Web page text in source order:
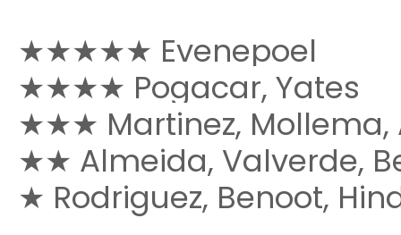
★★★★★ Evenepoel
★★★★ Pogacar, Yates
★★★ Martinez, Mollema,
★★ Almeida, Valverde,
★ Rodriguez, Benoot,